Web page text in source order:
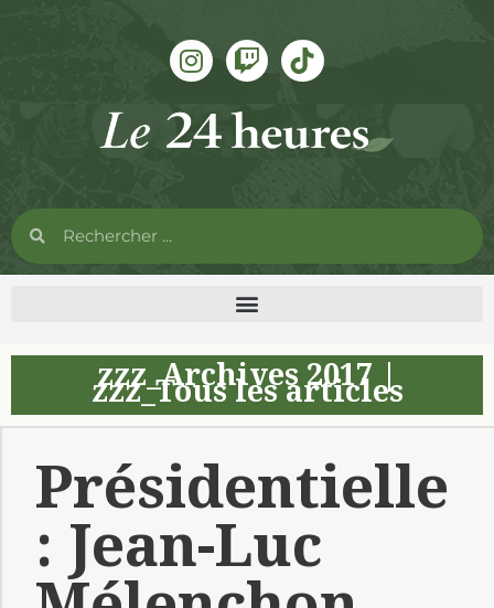
zzz_Archives 2017|
zzz_Tous les articles
Présidentielle
: Jean-Luc